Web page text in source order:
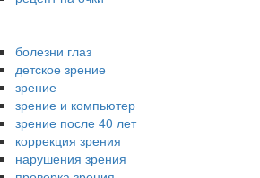
болезни глаз
детское зрение
зрение
зрение и компьютер
зрение после 40 лет
коррекция зрения
нарушения зрения